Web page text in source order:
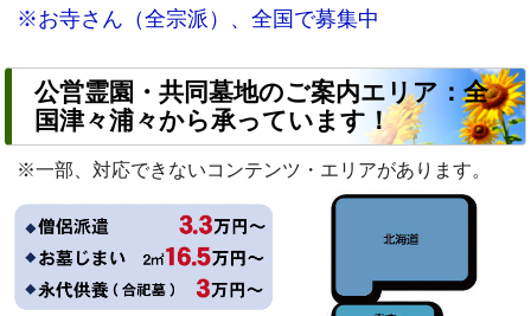
※お寺さん（全宗派）、全国で募集中
公営霊園・共同墓地のご案内エリア：全
国津々浦々から承っています！
※一部、対応できないコンテンツ・エリアがあります。